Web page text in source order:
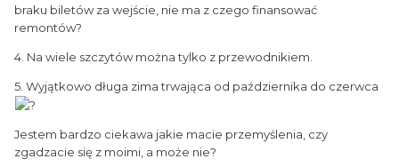
braku biletów za wejście, nie ma z czego finansować
remontów?
4. Na wiele szczytów można tylko z przewodnikiem.
5. Wyjątkowo długa zima trwająca od października do czerwca
Jestem bardzo ciekawa jakie macie przemyślenia, czy
zgadzacie się z moimi, a może nie?